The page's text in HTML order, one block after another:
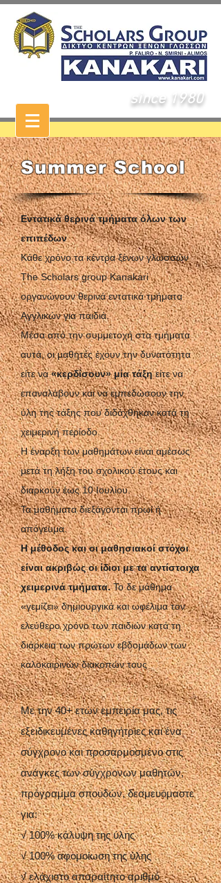
since 1980
Summer School
Εντατικά θερινά τμήματα όλων των
επιπέδων
Κάθε χρόνο τα κέντρα ξένων γλωσσών
The Scholars group Kanakari
οργανώνουν θερινά εντατικά τμήματα
Αγγλικών για παιδιά.
Μέσα από την συμμετοχή στα τμήματα
αυτά, οι μαθητές έχουν την δυνατότητα
είτε να«κερδίσουν» μία τάξηείτε να
επαναλάβουν και να εμπεδώσουν την
ύλη της τάξης που διδάχθηκαν κατά τη
χειμερινή περίοδο.
Η έναρξη των μαθημάτων είναι αμέσως
μετά τη λήξη του σχολικού έτους και
διαρκούν έως 10 Ιουλίου.
Τα μαθήματα διεξάγονται πρωί ή
απόγευμα.
Η μέθοδος και οι μαθησιακοί στόχοι
είναι ακριβώς οι ίδιοι με τα αντίστοιχα
χειμερινά τμήματα.Το δε μάθημα
«γεμίζει» δημιουργικά και ωφέλιμα τον
ελεύθερο χρόνο των παιδιών κατά τη
διάρκεια των πρώτων εβδομάδων των
καλοκαιρινών διακοπών τους
Με την 40+ ετών εμπειρία μας, τις
εξειδικευμένες καθηγήτριες και ένα
σύγχρονο και προσαρμοσμένο στις
ανάγκες των σύγχρονων μαθητών,
πρόγραμμα σπουδών, δεσμευόμαστε
για:
√ 100% κάλυψη της ύλης
√ 100% αφομοίωση της ύλης
√ ελάχιστο απαραίτητο αριθμό